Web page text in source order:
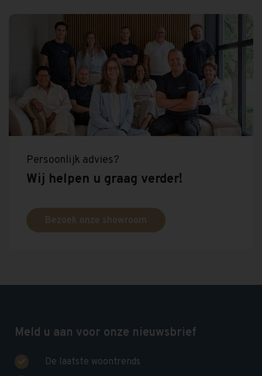
Persoonlijk advies?
Wij helpen u graag verder!
Bezoek onze showroom
Meld u aan voor onze nieuwsbrief
De laatste woontrends